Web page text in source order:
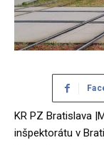
KR PZ Bratislava
inšpektorátu v